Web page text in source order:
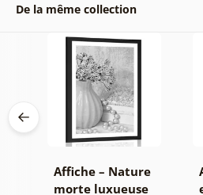
De la même collection
Affiche – Nature
morte luxueuse